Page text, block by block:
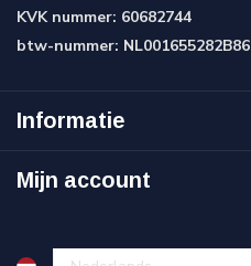
KVK nummer: 60682744
btw-nummer: NL001655282B86
Informatie
Mijn account